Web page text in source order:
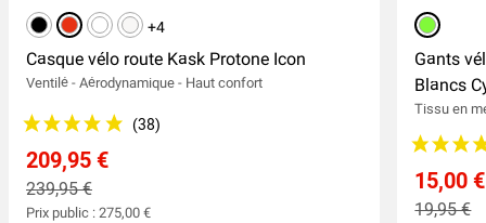
noir rougeblancblanc mat
+4
Casque vélo route Kask Protone Icon
Ventilé - Aérodynamique - Haut confort
209,95 €
239,95 €
Prix public : 275,00 €
vert
Gants
Blancs
Tissu en
15,00 €
19,95 €